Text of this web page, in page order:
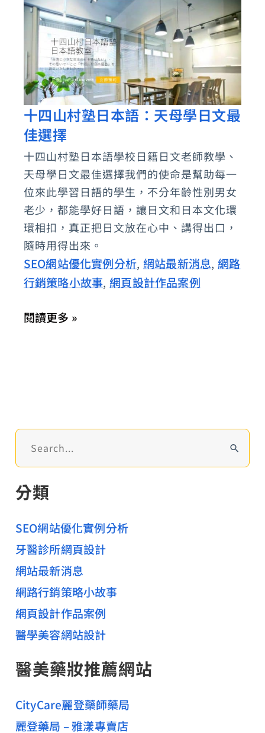
驗
十四山村塾日本語：天母學日文最
佳選擇
十四山村塾日本語學校日籍日文老師教學、
天母學日文最佳選擇我們的使命是幫助每一
位來此學習日語的學生，不分年齡性別男女
老少，都能學好日語，讓日文和日本文化環
環相扣，真正把日文放在心中、講得出口，
隨時用得出來。
SEO網站優化實例分析, 網站最新消息, 網路
行銷策略小故事, 網頁設計作品案例
十
四
山
村
塾
日
本
語：
天
母
日
閱讀更多 »
尋
鍵
字
:
分類
SEO網站優化實例分析
牙醫診所網頁設計
網站最新消息
網路行銷策略小故事
網頁設計作品案例
醫學美容網站設計
醫美藥妝推薦網站
CityCare麗登藥師藥局
麗登藥局 – 雅漾專賣店